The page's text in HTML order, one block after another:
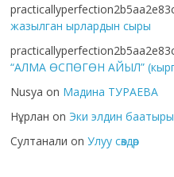
жазылган ырлардын сыры
“АЛМА ӨСПӨГӨН АЙЫЛ”
Nusya on Мадина ТУРАЕВА
Нұрлан on Эки элдин
Султанали onУлуу сөздөр